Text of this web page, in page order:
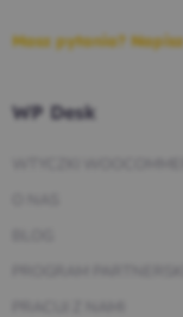
Masz pytania?
WP Desk